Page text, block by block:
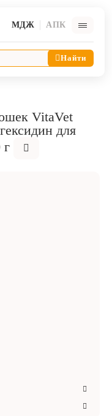
МДЖ АПК
Найти
VitaVet
для
г